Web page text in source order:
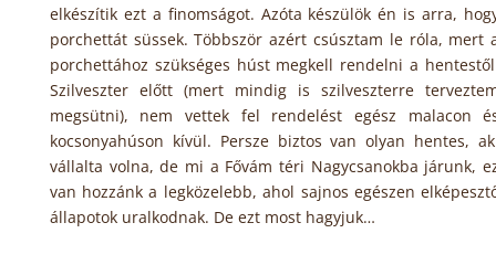
elkészítik ezt a finomságot. Azóta készülök én is arra,
porchettát süssek. Többször azért csúsztam le róla, mert
porchettához szükséges húst megkell rendelni a
Szilveszter előtt (mert mindig is szilveszterre
megsütni), nem vettek fel rendelést egész malacon
kocsonyahúson kívül. Persze biztos van olyan hentes,
vállalta volna, de mi a Fővám téri Nagycsanokba járunk,
van hozzánk a legközelebb, ahol sajnos egészen
állapotok uralkodnak. De ezt most hagyjuk…